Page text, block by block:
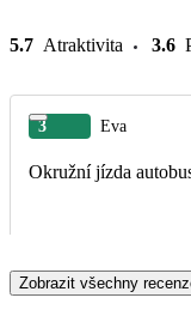
5.7 Atraktivita 3.6
3 Eva
Zobrazit všechny